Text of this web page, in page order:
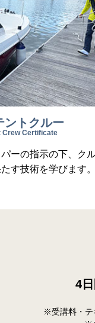
ントクルー
Crew Certificate
ーの指示の下、ク
す技術を学びます。
4日
※受講料・テ